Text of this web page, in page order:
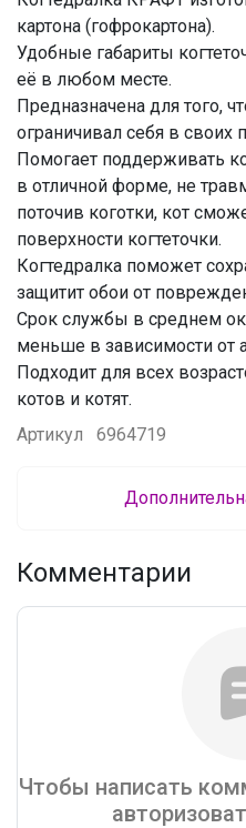
картона (гофрокартона).
Удобные габариты
её в любом месте.
Предназначена для того,
ограничивал себя в своих
Помогает поддерживать
в отличной форме, не
поточив коготки, кот
поверхности когтеточки.
Когтедралка поможет
защитит обои от
Срок службы в среднем
меньше в зависимости от
Подходит для всех
котов и котят.
Артикул
6964719
Комментарии
Чтобы написать